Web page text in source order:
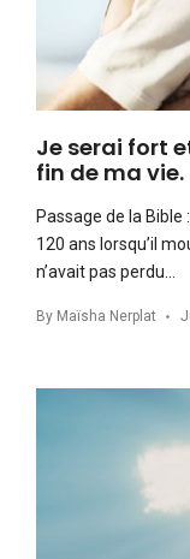
Je serai fort
fin de ma vie.
Passage de la
120 ans lorsqu’il
n’avait pas perdu…
By Maïsha Nerplat